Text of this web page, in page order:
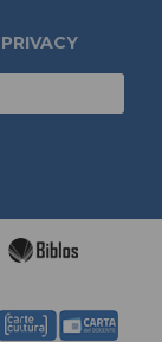
PRIVACY